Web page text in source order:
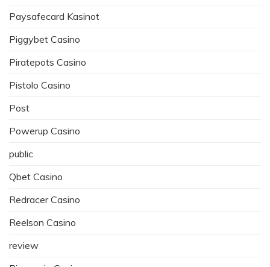
Paysafecard Kasinot
Piggybet Casino
Piratepots Casino
Pistolo Casino
Post
Powerup Casino
public
Qbet Casino
Redracer Casino
Reelson Casino
review